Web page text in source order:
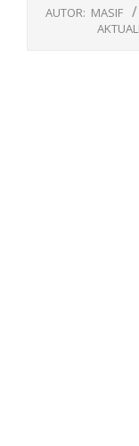
AUTOR: MASIF